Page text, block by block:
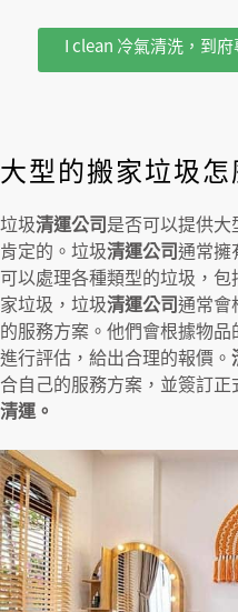
I clean 冷氣清洗，到
大型的搬家垃圾怎
垃圾清運公司 是否可以提供大
肯定的。垃圾清運公司通常擁
可以處理各種類型的垃圾，
家垃圾，垃圾清運公司通常會
的服務方案。他們會根據物
進行評估，給出合理的報價。
合自己的服務方案，並簽訂正
清運。